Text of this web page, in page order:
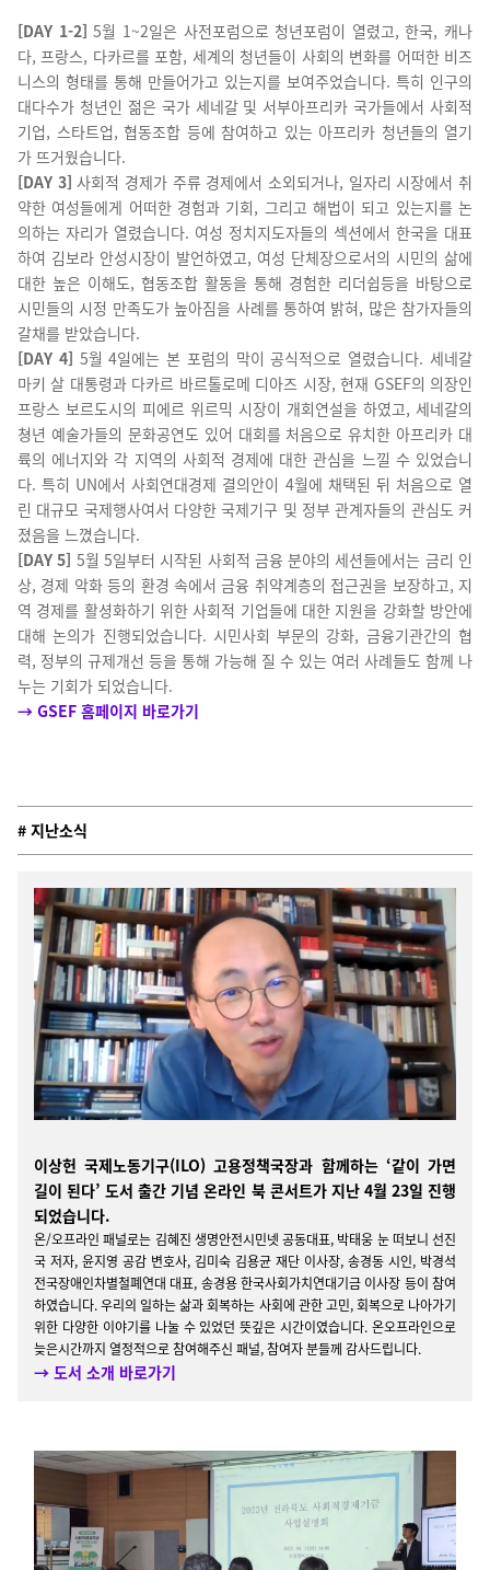
[DAY 1-2]5월 1~2일은 사전포럼으로 청년포럼이 열렸고, 한국, 캐나
다, 프랑스, 다카르를 포함, 세계의 청년들이 사회의 변화를 어떠한 비즈
니스의 형태를 통해 만들어가고 있는지를 보여주었습니다. 특히 인구의
대다수가 청년인 젊은 국가 세네갈 및 서부아프리카 국가들에서 사회적
기업, 스타트업, 협동조합 등에 참여하고 있는 아프리카 청년들의 열기
가 뜨거웠습니다.
[DAY 3]사회적 경제가 주류 경제에서 소외되거나, 일자리 시장에서 취
약한 여성들에게 어떠한 경험과 기회, 그리고 해법이 되고 있는지를 논
의하는 자리가 열렸습니다. 여성 정치지도자들의 섹션에서 한국을 대표
하여 김보라 안성시장이 발언하였고, 여성 단체장으로서의 시민의 삶에
대한 높은 이해도, 협동조합 활동을 통해 경험한 리더쉽등을 바탕으로
시민들의 시정 만족도가 높아짐을 사례를 통하여 밝혀, 많은 참가자들의
갈채를 받았습니다.
[DAY 4] 5월 4일에는 본 포럼의 막이 공식적으로 열렸습니다. 세네갈
마키 살 대통령과 다카르 바르톨로메 디아즈 시장, 현재 GSEF의 의장인
프랑스 보르도시의 피에르 위르믹 시장이 개회연설을 하였고, 세네갈의
쳥년 예술가들의 문화공연도 있어 대회를 처음으로 유치한 아프리카 대
륙의 에너지와 각 지역의 사회적 경제에 대한 관심을 느낄 수 있었습니
다.특히 UN에서 사회연대경제 결의안이 4월에 채택된 뒤 처음으로 열
린 대규모 국제행사여서 다양한 국제기구 및 정부 관계자들의 관심도 커
졌음을 느꼈습니다.
[DAY 5] 5월 5일부터 시작된 사회적 금융 분야의 세션들에서는 금리 인
상, 경제 악화 등의 환경 속에서 금융 취약계층의 접근권을 보장하고, 지
역 경제를 활셩화하기 위한 사회적 기업들에 대한 지원을 강화할 방안에
대해 논의가 진행되었습니다. 시민사회 부문의 강화, 금융기관간의 협
력, 정부의 규제개선 등을 통해 가능해 질 수 있는 여러 사례들도 함께 나
누는 기회가 되었습니다.
→ GSEF 홈페이지 바로가기
# 지난소식
이상헌 국제노동기구(ILO) 고용정책국장과 함께하는 ‘같이 가면
길이 된다’ 도서 출간 기념 온라인 북 콘서트가 지난 4월 23일 진행
되었습니다.
온/오프라인 패널로는 김혜진 생명안전시민넷 공동대표, 박태웅 눈 떠보니 선진
국 저자, 윤지영 공감 변호사, 김미숙 김용균 재단 이사장, 송경동 시인, 박경석
전국장애인차별철폐연대 대표, 송경용 한국사회가치연대기금 이사장 등이 참여
하였습니다.우리의 일하는 삶과 회복하는 사회에 관한 고민, 회복으로 나아가기
위한 다양한 이야기를 나눌 수 있었던 뜻깊은 시간이였습니다. 온오프라인으로
늦은시간까지 열정적으로 참여해주신 패널, 참여자 분들께 감사드립니다.
→ 도서 소개 바로가기